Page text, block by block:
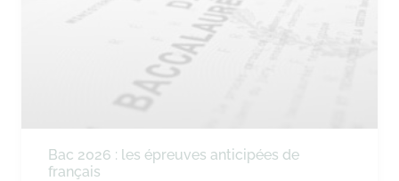
Bac 2026 : les épreuves anticipées de
français